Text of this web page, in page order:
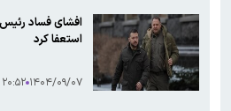
افشای فساد رئیس
استعفا کرد
۱۴۰۴/۰۹/۰۷ ۲۰:۵۲